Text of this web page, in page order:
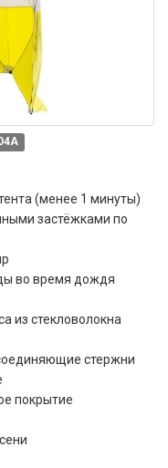
(менее 1 минуты)
застёжками по
во время дождя
из стекловолокна
стержни
покрытие